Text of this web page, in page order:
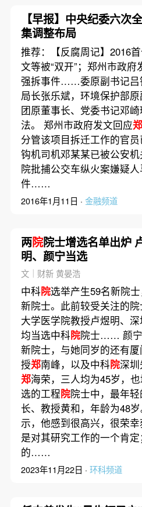
【早报】中央纪委六次
集调整布局
推荐：【反腐周记】2016
文等被“双开”；郑州市政府
强拆事件……委原副书记吕
局长张乐斌，环境保护部
团原董事长、党委书记邓
法。 郑州市政府发文回应
分管该项目拆迁工作的官
钩机司机邓某某已被公安
院批捕公交车纵火案嫌疑
件……
2016年1月11日 · 金融频道
两院院士增选名单出炉
明、颜宁当选
文｜财新 黄晏浩
中科院选举产生59名新院
新院士。此前较受关注的
大学医学院教授卢煜明、
均当选中科院院士…… 颜宁
新院士，与她同岁的还有
授郑南峰，以及中科院深
郑海荣，三人均为45岁，
选的工程院院士中，最年
长、教授黄和，年龄为48
示，他感到很高兴，很荣
是对其研究工作的一个肯
的……
2023年11月22日 · 环科频道